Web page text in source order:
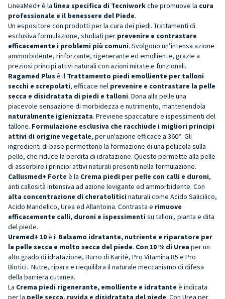
LineaMed+ è la linea specifica di Tecniworkche promuove la cura
professionale e il benessere del Piede.
Un espositore con prodotti per la cura dei piedi. Trattamenti di
esclusiva formulazione, studiati per prevenire e contrastare
efficacemente i problemi più comuni. Svolgono un’intensa azione
ammorbidente, rinforzante, rigenerante ed emolliente, grazie a
preziosi principi attivi naturali con azioni mirate e funzionali.
Ragamed Plus è il Trattamento piedi emolliente per talloni
secchi e screpolati, efficace nel prevenire e contrastare la pelle
secca e disidratata di piedi e talloni. Dona alla pelle una
piacevole sensazione di morbidezza e nutrimento, mantenendola
naturalmente igienizzata. Previene spaccature e ispessimenti del
tallone. Formulazione esclusiva che racchiude i migliori principi
attivi di origine vegetale, per un'azione efficace a 360°. Gli
ingredienti di base permettono la formazione di una pellicola sulla
pelle, che riduce la perdita di idratazione. Questo permette alla pelle
di assorbire i principi attivi naturali presenti nella formulazione.
Callusmed+ Forte è la Crema piedi per pelle con calli e duroni,
anti callosità intensiva ad azione levigante ed ammorbidente. Con
alta concentrazione di cheratolitici naturali come Acido Salicilico,
Acido Mandelico, Urea ed Allantoina. Contrasta e rimuove
efficacemente calli, duroni e ispessimenti su talloni, pianta e dita
del piede.
Uremed+ 10è il Balsamo idratante, nutriente e riparatore per
la pelle secca e molto secca del piede. Con 10 % di Urea per un
alto grado di idratazione, Burro di Karitè, Pro Vitamina B5 e Pro
Biotici. Nutre, ripara e riequilibra il naturale meccanismo di difesa
della barriera cutanea.
La Crema piedi rigenerante, emolliente e idratante è indicata
per la pelle secca, ruvida e disidratata del piede. Con Urea per